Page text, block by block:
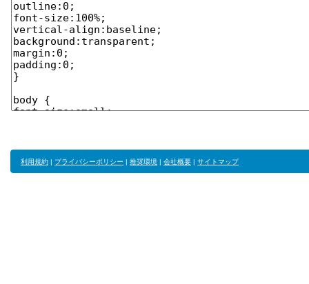
利用規約 | プライバシーポリシー | 推奨環境 | 会社概要 | サイトマップ